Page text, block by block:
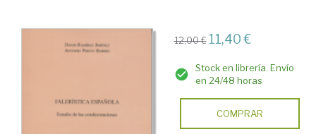
12,00 € 11,40 €
Stock en librería. Envío
en 24/48 horas
COMPRAR